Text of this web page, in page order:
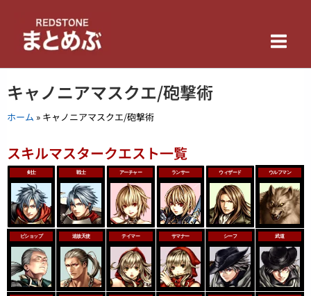
キ
ッキャノニアマスクエ/砲撃術
ホーム » キャノニアマスクエ/砲撃術
スキルマスタークエスト一覧
剣士 戦士 アーチャー ランサー ウィザード ウルフマン
ビショップ 追放天使 テイマー サマナー シーフ 武道